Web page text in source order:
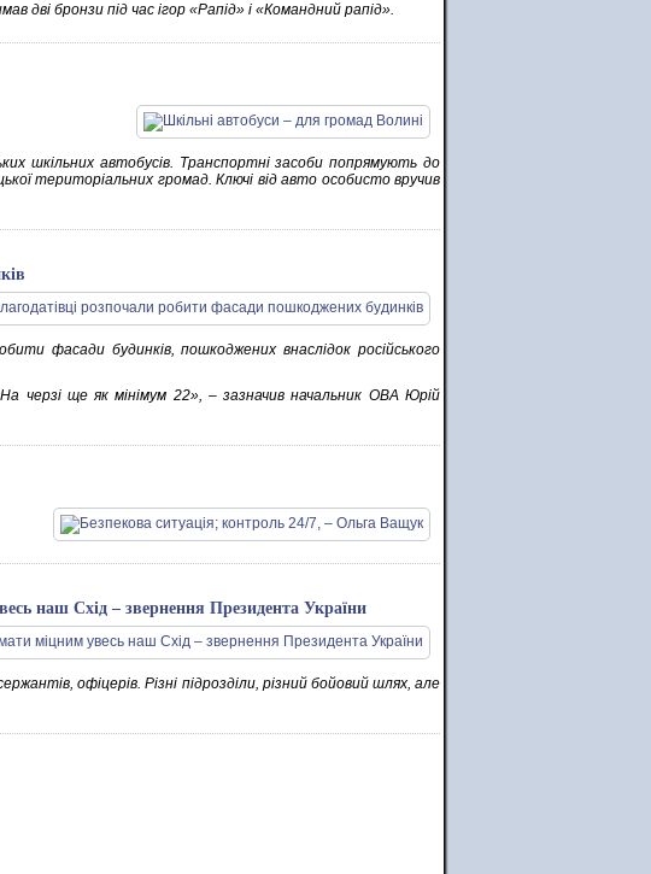
дві бронзи під час ігор «Рапід» і «Командний рапід».
шкільних автобусів. Транспортні засоби попрямують до
територіальних громад. Ключі від авто особисто вручив
фасади будинків, пошкоджених внаслідок російського
черзі ще як мінімум 22», – зазначив начальник ОВА Юрій
наш Cхід – звернення Президента України
офіцерів. Різні підрозділи, різний бойовий шлях, але